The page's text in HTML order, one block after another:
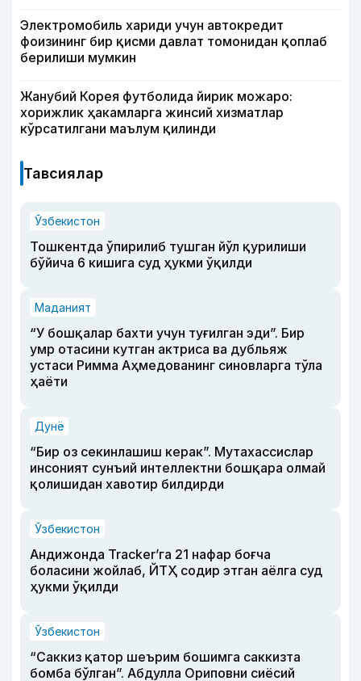
Электромобиль хариди учун автокредит
фоизининг бир қисми давлат томонидан қоплаб
берилиши мумкин
Жанубий Корея футболида йирик можаро:
хорижлик ҳакамларга жинсий хизматлар
кўрсатилгани маълум қилинди
Тавсиялар
Ўзбекистон
Тошкентда ўпирилиб тушган йўл қурилиши
бўйича 6 кишига суд ҳукми ўқилди
Маданият
“У бошқалар бахти учун туғилган эди”. Бир
умр отасини кутган актриса ва дубльяж
устаси Римма Аҳмедованинг синовларга тўла
ҳаёти
Дунё
“Бир оз секинлашиш керак”. Мутахассислар
инсоният сунъий интеллектни бошқара олмай
қолишидан хавотир билдирди
Ўзбекистон
Андижонда Tracker’га 21 нафар боғча
боласини жойлаб, ЙТҲ содир этган аёлга суд
ҳукми ўқилди
Ўзбекистон
“Саккиз қатор шеърим бошимга саккизта
бомба бўлган”. Абдулла Ориповни сиёсий